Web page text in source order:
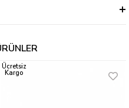
Ücretsiz
Kargo